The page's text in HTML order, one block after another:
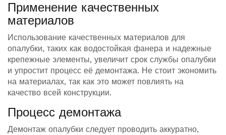
Применение качественных
материалов
Использование качественных материалов для
опалубки, таких как водостойкая фанера и надежные
крепежные элементы, увеличит срок службы опалубки
и упростит процесс её демонтажа. Не стоит экономить
на материалах, так как это может повлиять на
качество всей конструкции.
Процесс демонтажа
Демонтаж опалубки следует проводить аккуратно,